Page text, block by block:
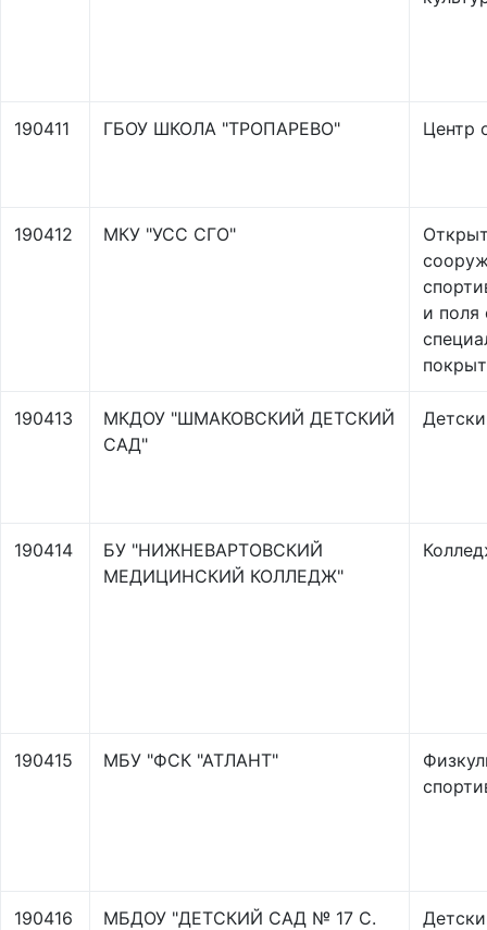
190411 ГБОУ ШКОЛА "ТРОПАРЕВО" Центр
190412 МКУ "УСС СГО"
и поля
190413
МКДОУ "ШМАКОВСКИЙ ДЕТСКИЙ
САД"
190414
БУ "НИЖНЕВАРТОВСКИЙ
МЕДИЦИНСКИЙ КОЛЛЕДЖ"
190415 МБУ "ФСК "АТЛАНТ"
190416
МБДОУ "ДЕТСКИЙ САД № 17 С.